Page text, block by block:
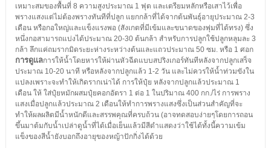
เหมาะสมของพื้นที่ 8 ความสูงประมาณ 1 ฟุต และเตรียมหลักหรือเสาไว้เพื่อ
พรางแสงแต่ไม่ต้องพรางทันทีที่ปลูก แยกกล้าที่ได้จากต้นพันธุ์อายุประมาณ 2-3
เดือน หรือกอใหญ่และแข็งแรงพอ (สังเกตที่มีเข้มและขนาดของพุ่มที่ได้ทรง) ซึ่ง
หนึ่งกอสามารถแบ่งได้ประมาณ 20-30 ต้นกล้า สำหรับการปลูกใช้ปลูกหลุมละ 3
กล้า ลึกแค่ถมรากมิดระยะห่างระหว่างต้นและแถวประมาณ 50 ซม. หรือ 1 ศอก
การดูแลการให้น้ำโดยหารให้ผ่านหัวฉีดแบบสปริงเกอร์ทันทีหลังจากปลูกเสร็จ
ประมาณ 10-20 นาที หรือหลังจากปลูกแล้ว 1-2 วัน และไม่ควรให้น้ำท่วมขังใน
แปลงเพราะจะทำให้เกิดรากเน่าได้ การให้ปุ๋ย หลังจากปลูกแล้วประมาณ 1
เดือน ให้ ใส่ปุ๋ยหมักผสมปุ๋ยคอกอัตรา 1 ต่อ 1 ในปริมาณ 400 กก./ไร่ การพราง
แสงเมื่อปลูกแล้วประมาณ 2 เดือนให้ทำการพรางแสงซึ่งเป็นส่วนสำคัญที่จะ
ทำให้ผลผลิตมีน้ำหนักดีและสรรพคุณที่ครบถ้วน (อาจทดสอบง่ายๆโดยการถอน
ขึ้นมาต้มกับน้ำเปล่าดูน้ำที่ได้เมื่อเย็นแล้วมีสีดำแสดงว่าใช้ได้ทั้งนี้ความเข้ม
แข็งของสีน้ำยังบอกถึงอายุของหญ้าปักกิ่งได้ด้วย